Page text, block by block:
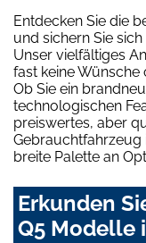
Entdecken Sie die
und sichern Sie
Unser vielfältiges
fast keine Wünsche
Ob Sie ein
technologischen
preiswertes, aber
Gebrauchtfahrzeug
breite Palette an
Erkunden
Q5 Modelle